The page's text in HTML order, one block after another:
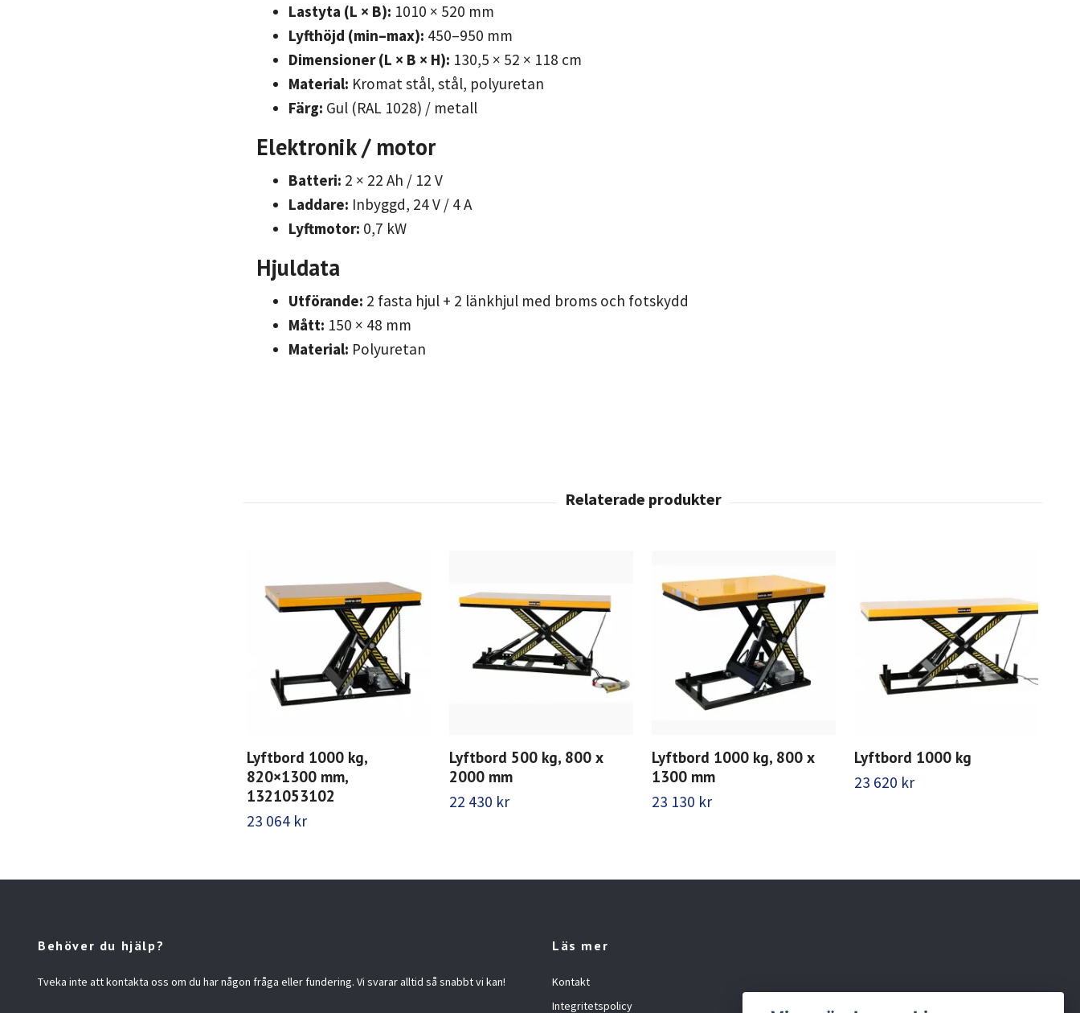
Lastyta (L × B): 1010 × 520 mm
Lyfthöjd (min–max): 450–950 mm
Dimensioner (L × B × H): 130,5 × 52 × 118 cm
Material: Kromat stål, stål, polyuretan
Färg: Gul (RAL 1028) / metall
Elektronik / motor
Batteri: 2 × 22 Ah / 12 V
Laddare: Inbyggd, 24 V / 4 A
Lyftmotor: 0,7 kW
Hjuldata
Utförande: 2 fasta hjul + 2 länkhjul med broms och fotskydd
Mått: 150 × 48 mm
Material: Polyuretan
Lyftbord 1000 kg,
820×1300 mm,
1321053102
23 064 kr
Lyftbord 500 kg, 800 x
2000 mm
22 430 kr
Lyftbord 1000 kg, 800 x
1300 mm
23 130 kr
Lyftbord 1000 kg
23 620 kr
Behöver du hjälp?
Tveka inte att kontakta oss om du har någon fråga eller fundering. Vi svarar alltid så snabbt vi kan!
Läs mer
Kontakt
Integritetspolicy